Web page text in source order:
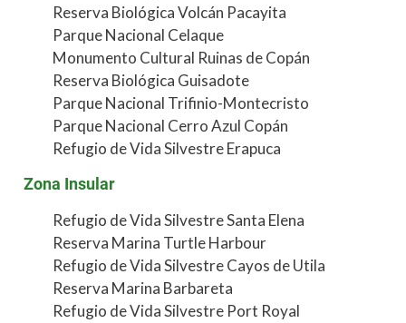
Reserva Biológica Volcán Pacayita
Parque Nacional Celaque
Monumento Cultural Ruinas de Copán
Reserva Biológica Guisadote
Parque Nacional Trifinio-Montecristo
Parque Nacional Cerro Azul Copán
Refugio de Vida Silvestre Erapuca
Zona Insular
Refugio de Vida Silvestre Santa Elena
Reserva Marina Turtle Harbour
Refugio de Vida Silvestre Cayos de Utila
Reserva Marina Barbareta
Refugio de Vida Silvestre Port Royal